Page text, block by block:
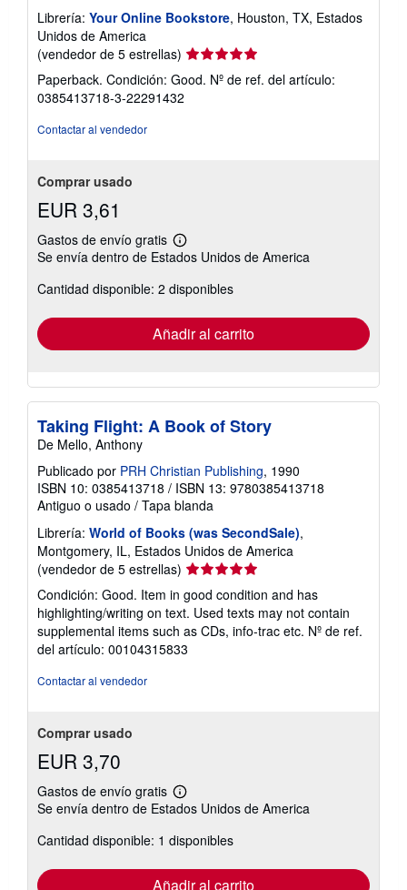
Librería: Your Online Bookstore, Houston, TX, Estados
Unidos de America
(vendedor de 5 estrellas) Calificación
del
vendedor:
Paperback. Condición: Good. Nº de ref. del artículo:
0385413718-3-22291432
Contactar al vendedor
Comprar usado
EUR 3,61
Gastos de envío gratis
Más
información
las
tarifas
envío
Se envía dentro de Estados Unidos de America
Cantidad disponible: 2 disponibles
Añadir al carrito
Taking Flight: A Book of Story
De Mello, Anthony
Publicado por PRH Christian Publishing, 1990
ISBN 10: 0385413718 / ISBN 13: 9780385413718
Antiguo o usado / Tapa blanda
Librería: World of Books (was SecondSale),
Montgomery, IL, Estados Unidos de America
(vendedor de 5 estrellas) Calificación
vendedor:
5
de
5
Condición: Good. Item in good condition and has
highlighting/writing on text. Used texts may not contain
supplemental items such as CDs, info-trac etc. Nº de ref.
del artículo: 00104315833
Contactar al vendedor
Comprar usado
EUR 3,70
Gastos de envío gratis
Más
información
las
tarifas
envío
Se envía dentro de Estados Unidos de America
Cantidad disponible: 1 disponibles
Añadir al carrito